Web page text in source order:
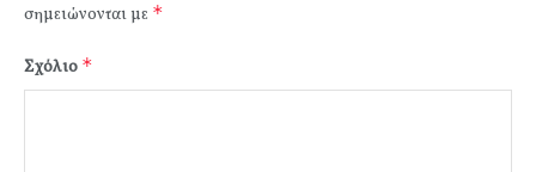
σημειώνονται με *
Σχόλιο *